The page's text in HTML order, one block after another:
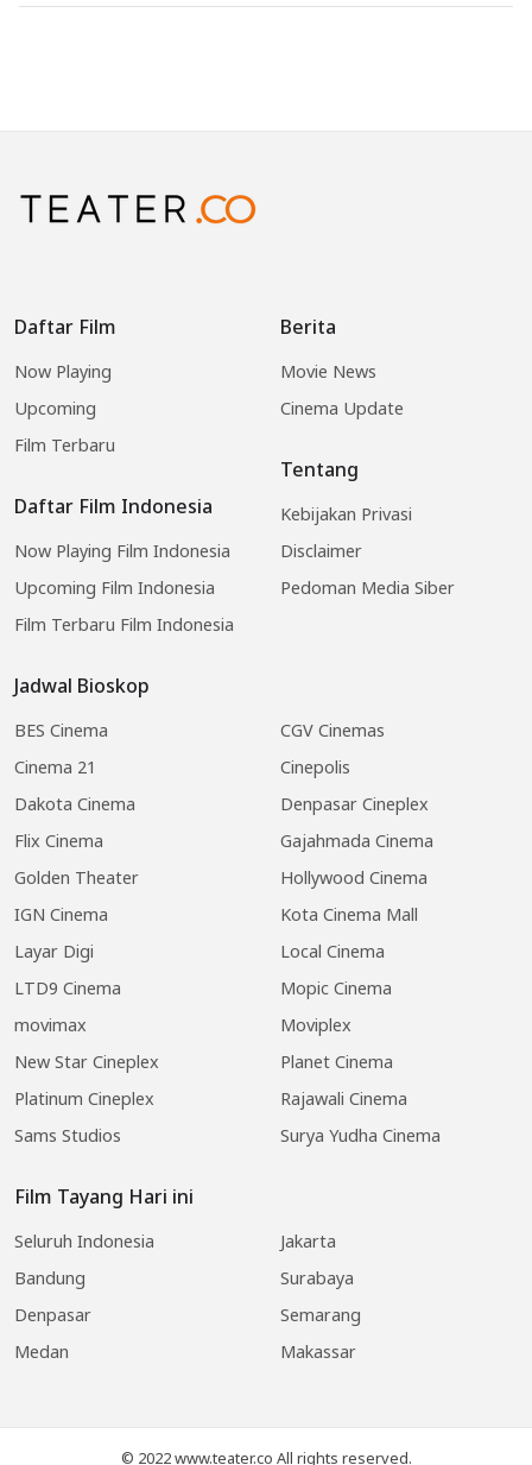
Daftar Film
Now Playing
Upcoming
Film Terbaru
Daftar Film Indonesia
Now Playing Film Indonesia
Upcoming Film Indonesia
Film Terbaru Film Indonesia
Jadwal Bioskop
BES Cinema
CGV Cinemas
Cinema 21
Cinepolis
Dakota Cinema
Denpasar Cineplex
Flix Cinema
Gajahmada Cinema
Golden Theater
Hollywood Cinema
IGN Cinema
Kota Cinema Mall
Layar Digi
Local Cinema
LTD9 Cinema
Mopic Cinema
movimax
Moviplex
New Star Cineplex
Planet Cinema
Platinum Cineplex
Rajawali Cinema
Sams Studios
Surya Yudha Cinema
Film Tayang Hari ini
Seluruh Indonesia
Jakarta
Bandung
Surabaya
Denpasar
Semarang
Medan
Makassar
Berita
Movie News
Cinema Update
Tentang
Kebijakan Privasi
Disclaimer
Pedoman Media Siber
© 2022 www.teater.co All rights reserved.